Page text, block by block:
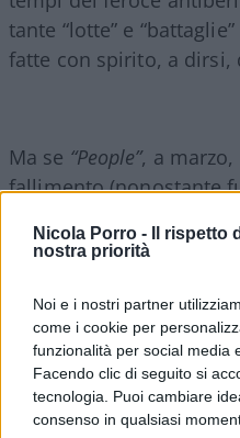
Nicola Porro -
Il rispetto
nostra priorità
Noi e i nostri partner
come i cookie per
funzionalità per social media
Facendo clic di seguito si
tecnologia. Puoi cambiare
consenso in qualsiasi
tante “lotte” e
fatte con spirito, a dirsi,
Ma se “People”, a marzo,
fallimento (nonostante
di leader ormai allo
casoDiciotticonfermò,
cattocomunisti, pronti
infima di tutte, la
turno. Salvini incassò
riuscitissima
vincitore, quasi come